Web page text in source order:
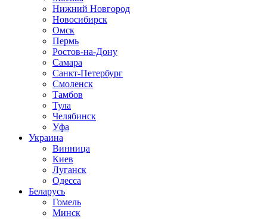
Нижний Новгород
Новосибирск
Омск
Пермь
Ростов-на-Дону
Самара
Санкт-Петербург
Смоленск
Тамбов
Тула
Челябинск
Уфа
Украина
Винница
Киев
Луганск
Одесса
Беларусь
Гомель
Минск